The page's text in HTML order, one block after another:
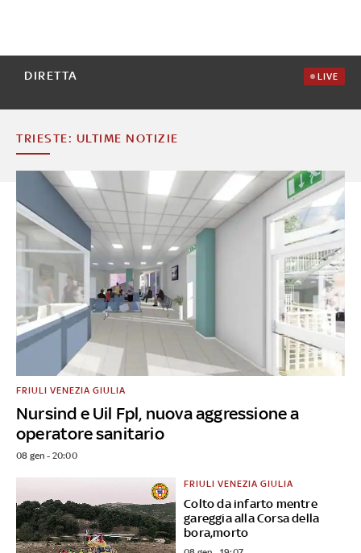
DIRETTA LIVE
TRIESTE: ULTIME NOTIZIE
Nursind e Uil Fpl, nuova aggressione a
operatore sanitario
FRIULI VENEZIA GIULIA
08 gen - 20:00
Colto da infarto mentre
gareggia alla Corsa della
bora,morto
FRIULI VENEZIA GIULIA